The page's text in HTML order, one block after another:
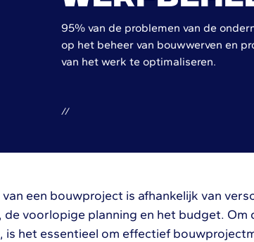
95% van de problemen van de
op het beheer van bouwwerven en
van het werk te optimaliseren.
//
een bouwproject is afhankelijk van
de voorlopige planning en het budget. Om
is het essentieel om effectief